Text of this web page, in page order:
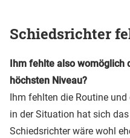
Schiedsrichter
Ihm fehlte also
höchsten Niveau?
Ihm fehlten die Routine
in der Situation hat sich
Schiedsrichter wäre wohl